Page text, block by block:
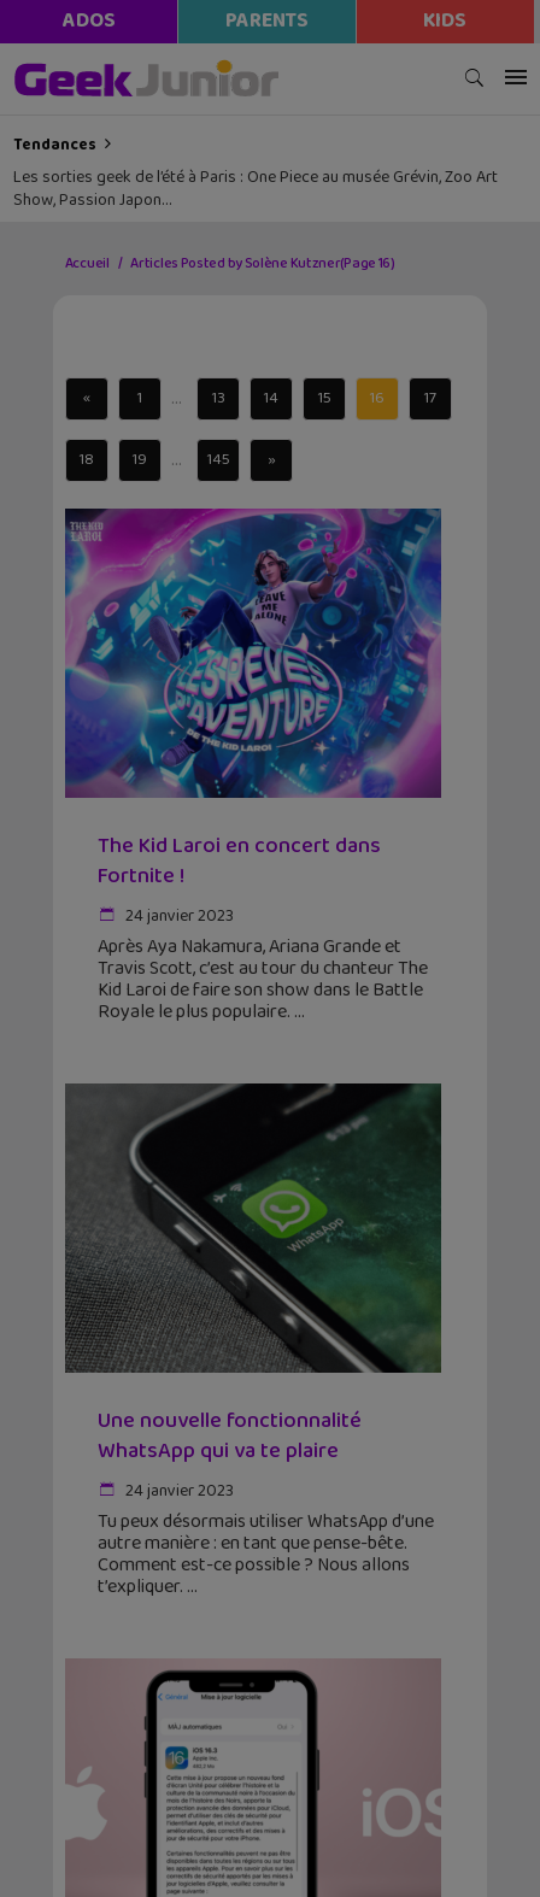
ADOS PARENTS KIDS
Tendances
Les sorties geek de l’été à Paris : One Piece au musée Grévin, Zoo Art
Show, Passion Japon…
Accueil Articles Posted by Solène Kutzner(Page 16)
« 1 ... 13 14 15 16 17
18 19 ... 145 »
The Kid Laroi en concert dans
Fortnite !
24 janvier 2023
Après Aya Nakamura, Ariana Grande et
Travis Scott, c’est au tour du chanteur The
Kid Laroi de faire son show dans le Battle
Royale le plus populaire.
Une nouvelle fonctionnalité
WhatsApp qui va te plaire
24 janvier 2023
Tu peux désormais utiliser WhatsApp d’une
autre manière : en tant que pense-bête.
Comment est-ce possible ? Nous allons
t’expliquer.